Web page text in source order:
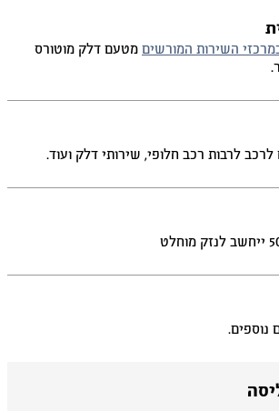
השירות המורשיםמטעם דלק מוטורס
לרבות רכב חלופי, שירותי דלק ועוד.